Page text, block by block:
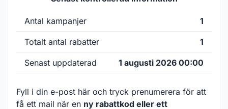
Antal kampanjer 1
Totalt antal rabatter 1
Senast uppdaterad 1 augusti 2026 00:00
Fyll i din e-post här och tryck prenumerera för att
få ett mail när en ny rabattkod eller ett